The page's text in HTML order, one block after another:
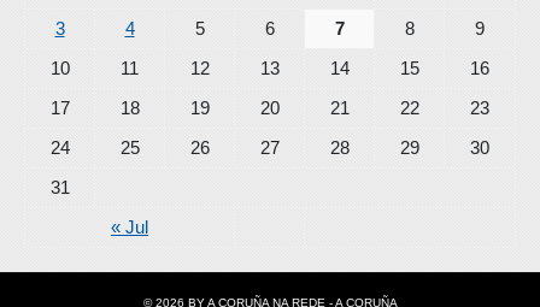
« Jul
3
4 5 6 7 8
9
10
11 12 13 14 15
16
17
18 19 20 21 22
23
24
25 26 27 28 29
30
31
© 2026 BYA CORUÑA NA REDE - A CORUÑA